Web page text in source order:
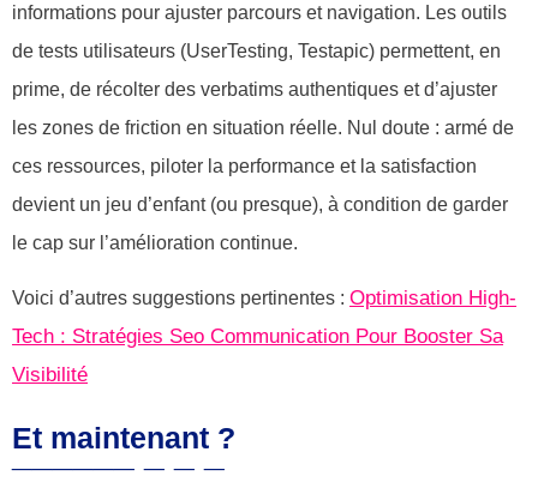
informations pour ajuster parcours et navigation. Les outils
de tests utilisateurs (UserTesting, Testapic) permettent, en
prime, de récolter des verbatims authentiques et d’ajuster
les zones de friction en situation réelle. Nul doute : armé de
ces ressources, piloter la performance et la satisfaction
devient un jeu d’enfant (ou presque), à condition de garder
le cap sur l’amélioration continue.
Voici d’autres suggestions pertinentes : Optimisation High-
Tech : Stratégies Seo Communication Pour Booster Sa
Visibilité
Et maintenant ?